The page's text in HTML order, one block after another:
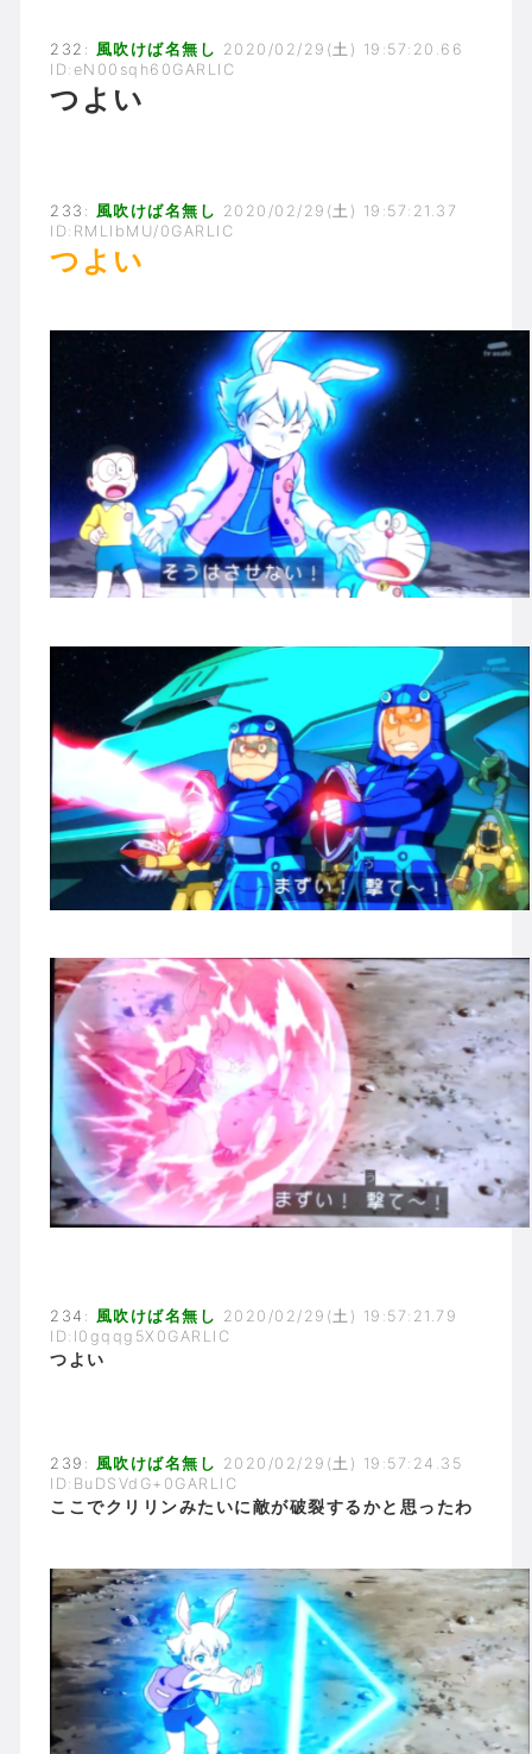
232: 風吹けば名無し 2020/02/29(土) 19:57:20.66
ID:eN00sqh60GARLIC
つよい
233: 風吹けば名無し 2020/02/29(土) 19:57:21.37
ID:RMLIbMU/0GARLIC
つよい
234: 風吹けば名無し 2020/02/29(土) 19:57:21.79
ID:I0gqqg5X0GARLIC
つよい
239: 風吹けば名無し 2020/02/29(土) 19:57:24.35
ID:BuDSVdG+0GARLIC
ここでクリリンみたいに敵が破裂するかと思ったわ